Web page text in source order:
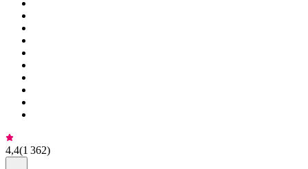
4,4(1 362)